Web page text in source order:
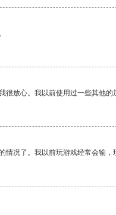
放心。我以前使用过一些其他
况了。我以前玩游戏经常会输，